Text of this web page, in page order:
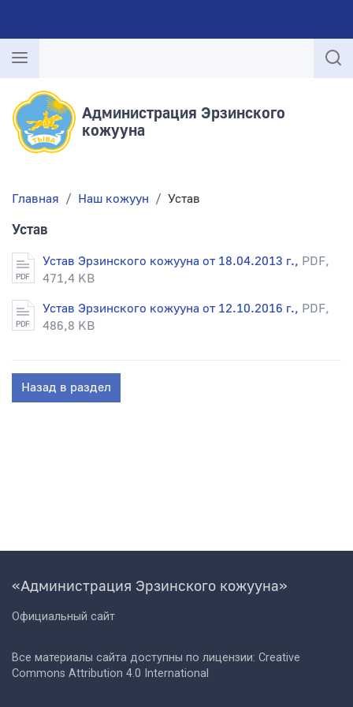
Администрация Эрзинского
кожууна
Главная Наш кожуун Устав
Устав
Устав Эрзинского кожууна от 18.04.2013 г., PDF,
471,4 KB
Устав Эрзинского кожууна от 12.10.2016 г., PDF,
486,8 KB
Назад в раздел
«Администрация Эрзинского кожууна»
Официальный сайт
Все материалы сайта доступны по лицензии: Creative
Commons Attribution 4.0 International